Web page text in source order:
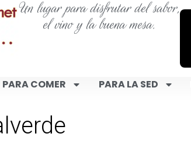
Un lugar para disfrutar del sabor,
el vino y la buena mesa.
PARA COMER PARA LA SED